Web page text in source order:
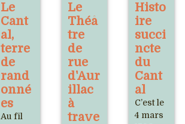
Le
Cant
al,
terre
de
rand
onné
es
Au fil
Le
Théâ
tre
de
rue
d'Aur
illac
à
trave
Histo
ire
succi
ncte
du
Cant
al
C’est le
4 mars